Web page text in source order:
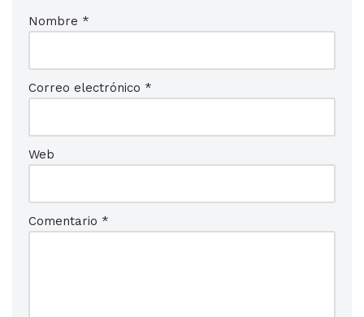
Nombre *
Correo electrónico *
Web
Comentario *